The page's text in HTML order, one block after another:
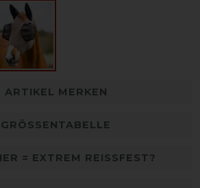
ARTIKEL MERKEN
GRÖSSENTABELLE
= EXTREM REISSFEST?